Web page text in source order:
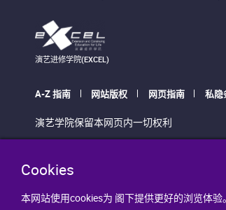
Cookies
本网站使用cookies为 阁下提供更好的浏览体
演艺进修学院(EXCEL)
A-Z 指南 网站版权 网页指南 私隐
演艺学院保留本网页内一切权利